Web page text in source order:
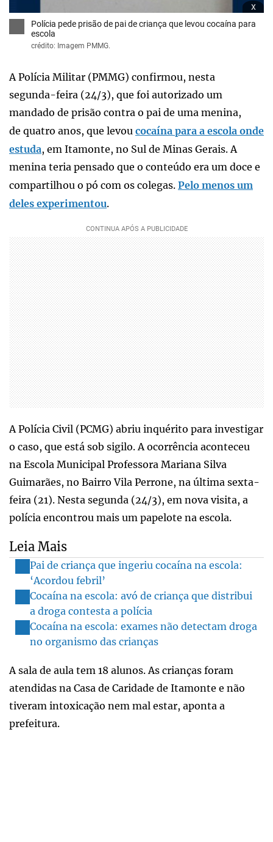
x
Polícia pede prisão de pai de criança que levou cocaína para
escola
crédito: Imagem PMMG.
A Polícia Militar (PMMG) confirmou, nesta
segunda-feira (24/3), que foi autorizado um
mandado de prisão contra o pai de uma menina,
de quatro anos, que levou cocaína para a escola onde
estuda, em Itamonte, no Sul de Minas Gerais. A
menina teria pensado que o conteúdo era um doce e
compartilhou o pó com os colegas. Pelo menos um
deles experimentou.
A Polícia Civil (PCMG) abriu inquérito para investigar
o caso, que está sob sigilo. A ocorrência aconteceu
na Escola Municipal Professora Mariana Silva
Guimarães, no Bairro Vila Perrone, na última sexta-
feira (21). Nesta segunda (24/3), em nova visita, a
polícia encontrou mais um papelote na escola.
Leia Mais
Pai de criança que ingeriu cocaína na escola:
‘Acordou febril’
Cocaína na escola: avó de criança que distribui
a droga contesta a polícia
Cocaína na escola: exames não detectam droga
no organismo das crianças
A sala de aula tem 18 alunos. As crianças foram
atendidas na Casa de Caridade de Itamonte e não
tiveram intoxicação nem mal estar, aponta a
prefeitura.